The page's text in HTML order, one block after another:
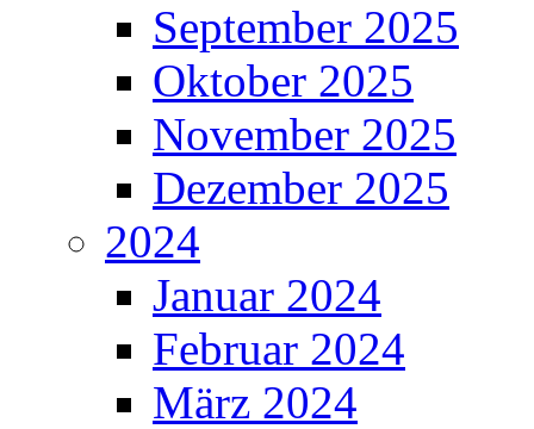
September 2025
Oktober 2025
November 2025
Dezember 2025
2024
Januar 2024
Februar 2024
März 2024